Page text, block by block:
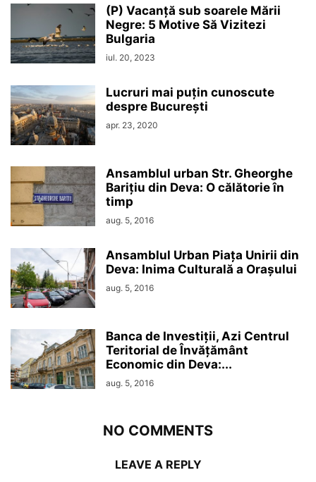
(P) Vacanță sub soarele Mării
Negre: 5 Motive Să Vizitezi
Bulgaria
iul. 20, 2023
Lucruri mai puțin cunoscute
despre București
apr. 23, 2020
Ansamblul urban Str. Gheorghe
Barițiu din Deva: O călătorie în
timp
aug. 5, 2016
Ansamblul Urban Piața Unirii din
Deva: Inima Culturală a Orașului
aug. 5, 2016
Banca de Investiții, Azi Centrul
Teritorial de Învățământ
Economic din Deva:...
aug. 5, 2016
NO COMMENTS
LEAVE A REPLY